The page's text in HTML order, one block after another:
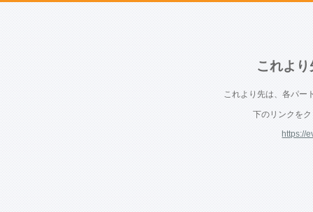
これよ
これより先は、各パー
下のリンクを
https://